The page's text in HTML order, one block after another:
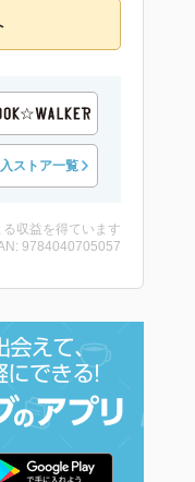
ストア一覧
収益を得ています
9784040705057